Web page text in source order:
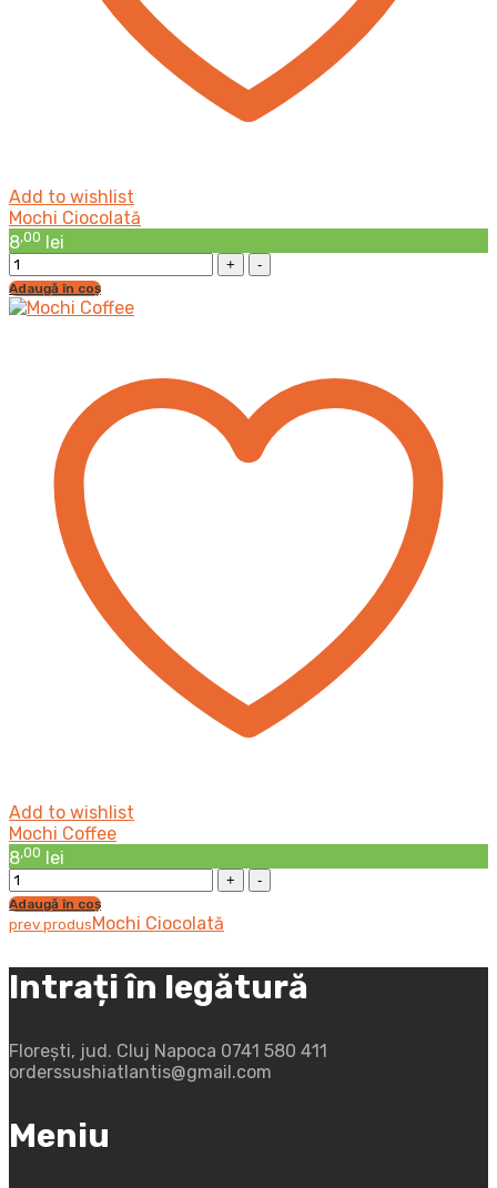
Add to wishlist
Mochi Ciocolată
8,00 lei
Mochi
Ciocolată
cantitatea
Adaugă în coș
Add to wishlist
Mochi Coffee
8,00
lei
Mochi
Coffee
cantitatea
Adaugă în coș
prev produs Mochi Ciocolată
Intrați în legătură
Florești, jud. Cluj Napoca 0741 580 411
orderssushiatlantis@gmail.com
Meniu